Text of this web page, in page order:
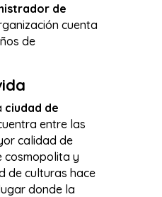
de
cuenta
de
ciudad de
entre las
calidad de
cosmopolita y
de culturas hace
donde la